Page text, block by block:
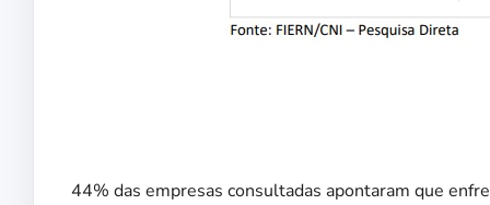
44% das empresas consultadas apontaram que